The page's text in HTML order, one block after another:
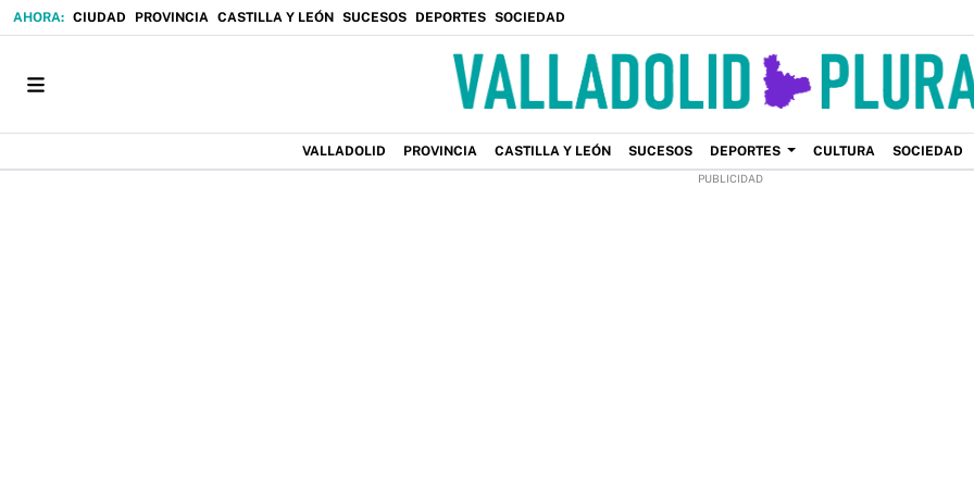
CIUDAD PROVINCIA CASTILLA Y LEÓN SUCESOS DEPORTES SOCIEDAD
VALLADOLID PROVINCIA CASTILLA Y LEÓN SUCESOS DEPORTES CULTURA SOCIEDAD